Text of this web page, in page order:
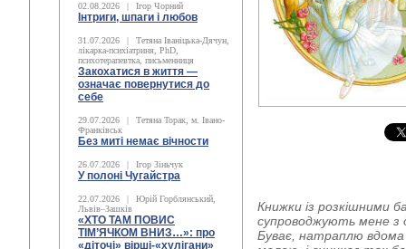
02.08.2026 | Ігор Чорний
Інтриги, шпаги і любов
31.07.2026 |
Тетяна Іваніцька-Дячун,
лікарка-психіатриня, PhD,
психотерапевтка, письменниця
Закохатися в життя —
означає повернутися до
себе
29.07.2026 |
Тетяна Торак, м. Івано-
Франківськ
Без миті немає вічности
26.07.2026 | Ігор Зіньчук
У полоні Чугайстра
22.07.2026 |
Юрій Горблянський,
Львів–Зашків
«ХТО ТАМ ПОВИС
ТІМ’ЯЧКОМ ВНИЗ…»: про
«діточі» вірші-«хулігани»
Книжки із розкішними
супроводжують мене з
Буває, натраплю вдома